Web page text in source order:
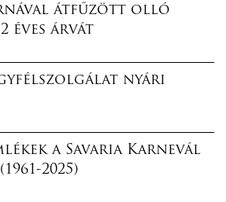
átfűzött olló
éves árvát
nyári
a Savaria Karnevál
2025)